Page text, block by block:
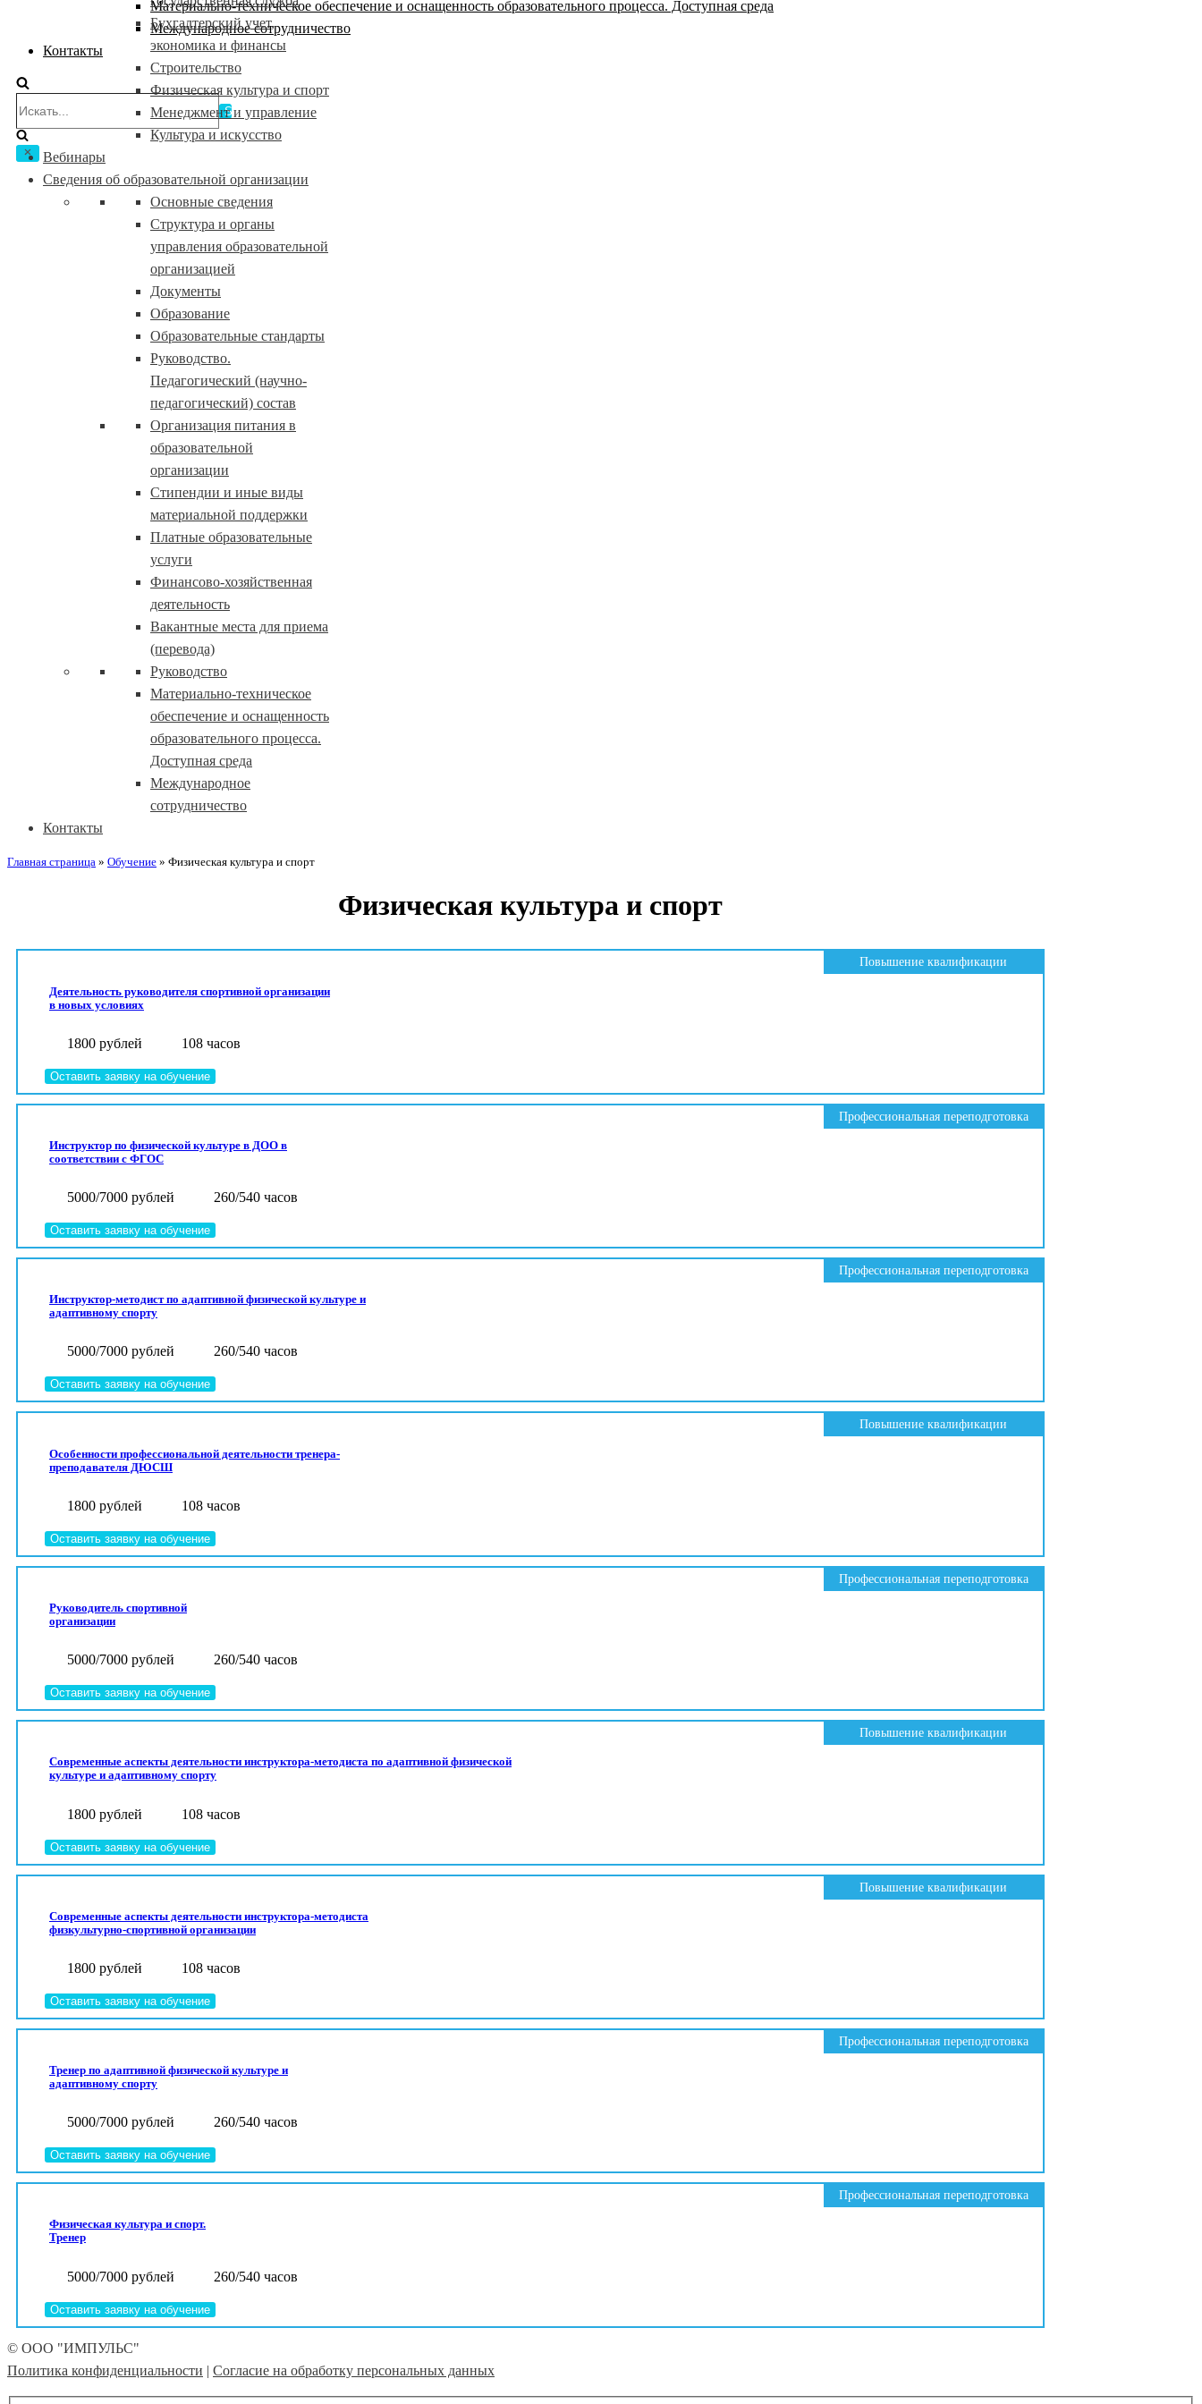
Материально-техническое обеспечение и оснащенность образовательного процесса. Доступная среда
Международное сотрудничество
Контакты
Бухгалтерский учет,
экономика и финансы
Строительство
Физическая культура и спорт
Менеджмент и управление
Культура и искусство
Вебинары
Сведения об образовательной организации
Основные сведения
Структура и органы
управления образовательной
организацией
Документы
Образование
Образовательные стандарты
Руководство.
Педагогический (научно-
педагогический) состав
Организация питания в
образовательной
организации
Стипендии и иные виды
материальной поддержки
Платные образовательные
услуги
Финансово-хозяйственная
деятельность
Вакантные места для приема
(перевода)
Руководство
Материально-техническое
обеспечение и оснащенность
образовательного процесса.
Доступная среда
Международное
сотрудничество
Контакты
Главная страница » Обучение » Физическая культура и спорт
Физическая культура и спорт
Деятельность руководителя спортивной организации
в новых условиях
1800 рублей 108 часов
Оставить заявку на обучение
Повышение квалификации
Инструктор по физической культуре в ДОО в
соответствии с ФГОС
5000/7000 рублей 260/540 часов
Оставить заявку на обучение
Профессиональная переподготовка
Инструктор-методист по адаптивной физической культуре и
адаптивному спорту
5000/7000 рублей 260/540 часов
Оставить заявку на обучение
Профессиональная переподготовка
Особенности профессиональной деятельности тренера-
преподавателя ДЮСШ
1800 рублей 108 часов
Оставить заявку на обучение
Повышение квалификации
Руководитель спортивной
организации
5000/7000 рублей 260/540 часов
Оставить заявку на обучение
Профессиональная переподготовка
Современные аспекты деятельности инструктора-методиста по адаптивной физической
культуре и адаптивному спорту
1800 рублей 108 часов
Оставить заявку на обучение
Повышение квалификации
Современные аспекты деятельности инструктора-методиста
физкультурно-спортивной организации
1800 рублей 108 часов
Оставить заявку на обучение
Повышение квалификации
Тренер по адаптивной физической культуре и
адаптивному спорту
5000/7000 рублей 260/540 часов
Оставить заявку на обучение
Профессиональная переподготовка
Физическая культура и спорт.
Тренер
5000/7000 рублей 260/540 часов
Оставить заявку на обучение
Профессиональная переподготовка
© ООО "ИМПУЛЬС"
Политика конфиденциальности | Согласие на обработку персональных данных